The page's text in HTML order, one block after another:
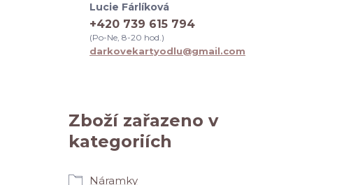
Zboží zařazeno v
kategoriích
Náramky
Lucie Fárlíková
+420 739 615 794
(Po-Ne, 8-20 hod.)
darkovekartyodlu@gmail.com